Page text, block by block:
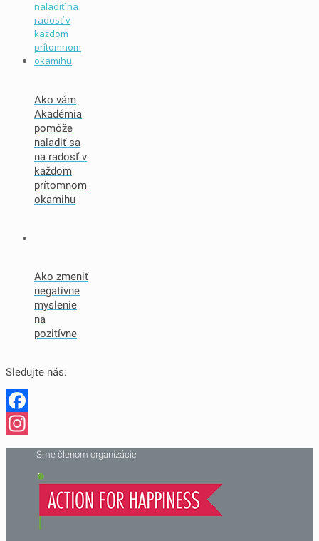
Ako vám
Akadémia
pomôže
naladiť sa
na radosť v
každom
prítomnom
okamihu
Ako zmeniť
negatívne
myslenie
na
pozitívne
Sledujte nás:
Facebook
Instagram
Sme členom organizácie